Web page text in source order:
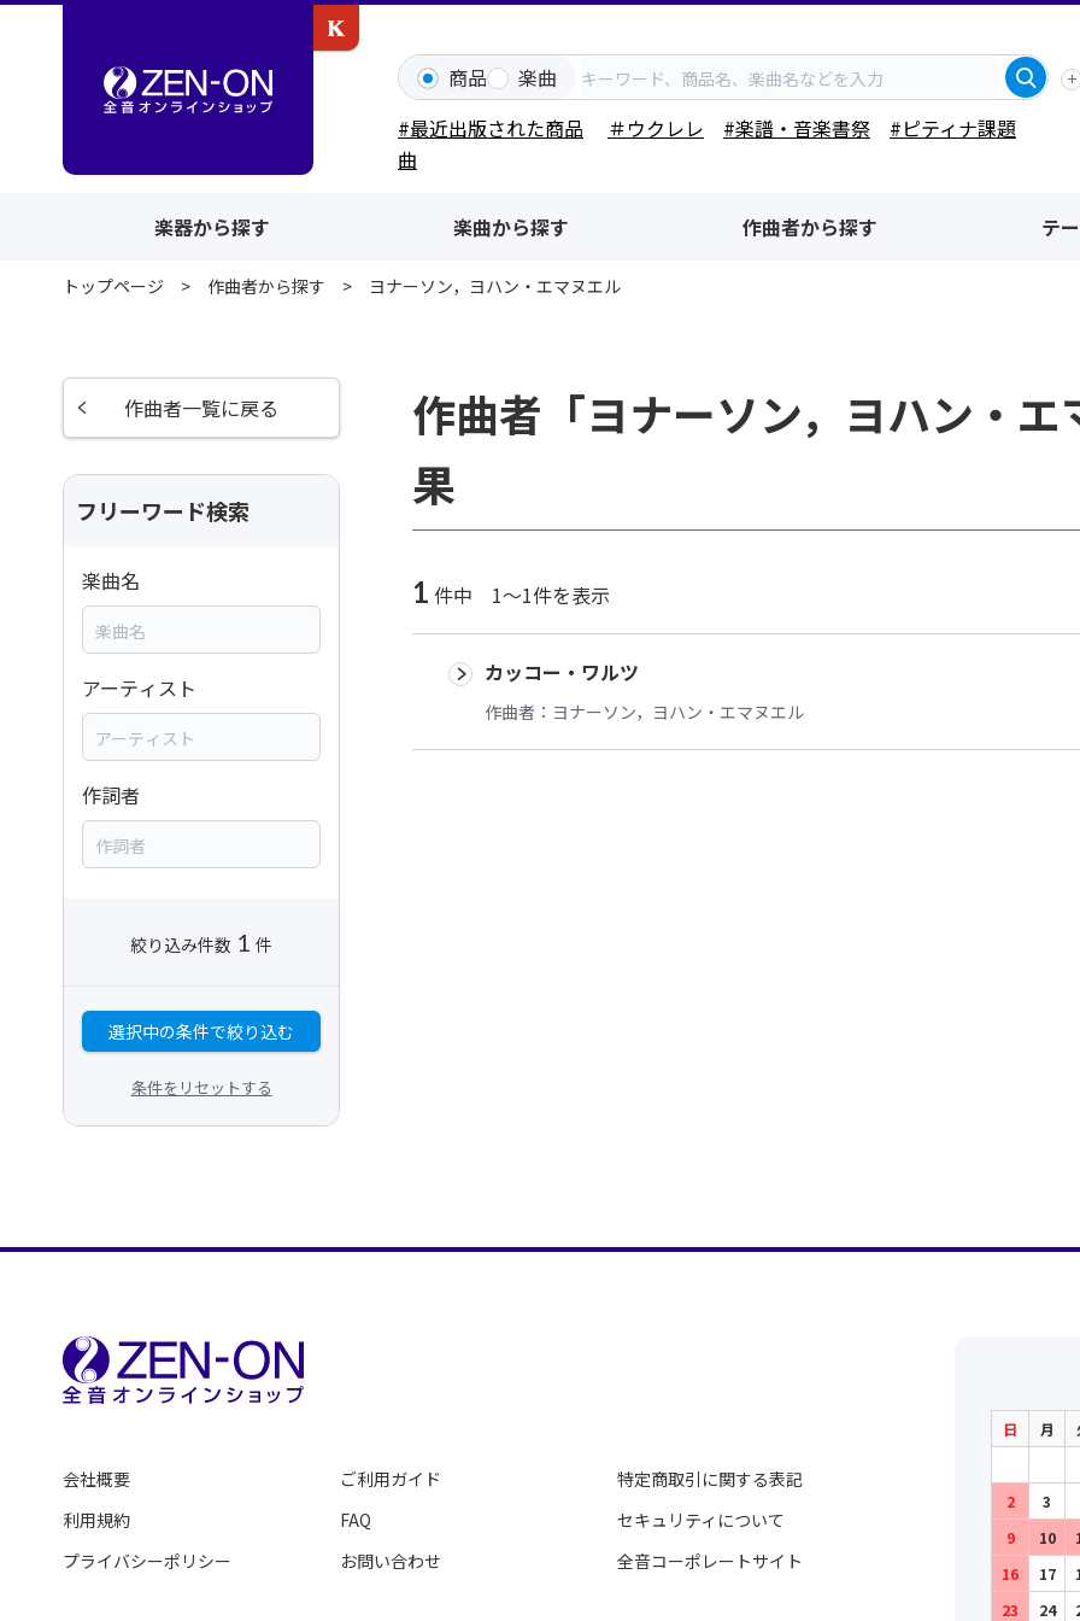
商品
楽曲
#最近出版された商品
＃ウクレレ #楽譜・音楽書祭
#ピティナ課題
曲
楽器から探す 楽曲から探す 作曲者から探す テ
トップページ 作曲者から探す ヨナーソン，ヨハン・エマヌエル
作曲者「ヨナーソン，ヨハン・
果
1 件中 1～1件を表示
カッコー・ワルツ
作曲者： ヨナーソン，ヨハン・エマヌエル
作曲者一覧に戻る
フリーワード検索
楽曲名
アーティスト
作詞者
絞り込み件数 1 件
選択中の条件で絞り込む
条件をリセットする
会社概要
利用規約
プライバシーポリシー
ご利用ガイド
FAQ
お問い合わせ
特定商取引に関する表記
セキュリティについて
全音コーポレートサイト
日 月
2 3
9
10
16
17
23
24